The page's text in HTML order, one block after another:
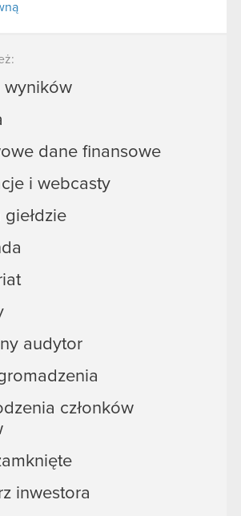
wyników
dane finansowe
i webcasty
audytor
członków
inwestora